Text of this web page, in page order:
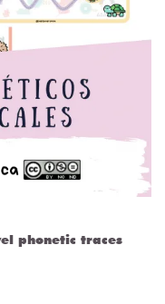
phonetic traces